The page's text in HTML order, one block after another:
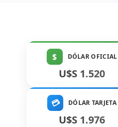
$ DÓLAR OFICIAL
U$S 1.520
💳 DÓLAR TARJETA
U$S 1.976